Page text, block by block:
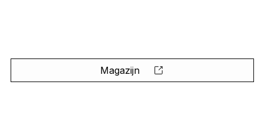
Magazijn